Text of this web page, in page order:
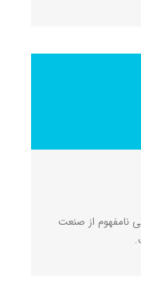
نامفهوم از صنعت